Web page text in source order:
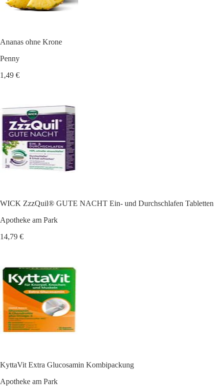
Ananas ohne Krone
Penny
1,49 €
WICK ZzzQuil® GUTE NACHT Ein- und Durchschlafen Tabletten
Apotheke am Park
14,79 €
KyttaVit Extra Glucosamin Kombipackung
Apotheke am Park